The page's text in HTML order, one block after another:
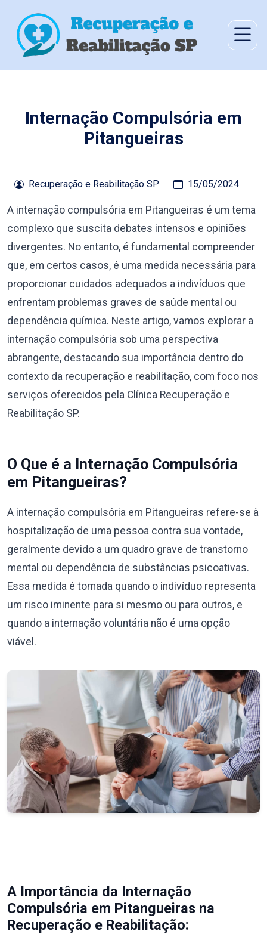
Internação Compulsória em
Pitangueiras
Recuperação e Reabilitação SP 15/05/2024
A internação compulsória em Pitangueiras é um tema
complexo que suscita debates intensos e opiniões
divergentes. No entanto, é fundamental compreender
que, em certos casos, é uma medida necessária para
proporcionar cuidados adequados a indivíduos que
enfrentam problemas graves de saúde mental ou
dependência química. Neste artigo, vamos explorar a
internação compulsória sob uma perspectiva
abrangente, destacando sua importância dentro do
contexto da recuperação e reabilitação, com foco nos
serviços oferecidos pela Clínica Recuperação e
Reabilitação SP.
O Que é a Internação Compulsória
em Pitangueiras?
A internação compulsória em Pitangueiras refere-se à
hospitalização de uma pessoa contra sua vontade,
geralmente devido a um quadro grave de transtorno
mental ou dependência de substâncias psicoativas.
Essa medida é tomada quando o indivíduo representa
um risco iminente para si mesmo ou para outros, e
quando a internação voluntária não é uma opção
viável.
A Importância da Internação
Compulsória em Pitangueiras na
Recuperação e Reabilitação: